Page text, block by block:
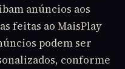
anúncios aos
feitas ao MaisPlay
podem ser
conforme